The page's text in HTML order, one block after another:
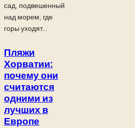
сад, подвешенный
над морем, где
горы уходят...
Пляжи
Хорватии:
почему они
считаются
одними из
лучших в
Европе